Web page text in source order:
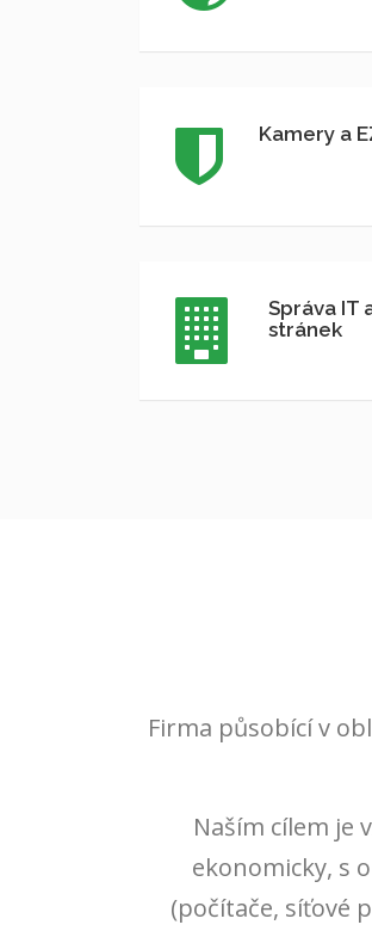
Kamery a
Správa IT
stránek
Firma působící v
Naším cílem je
ekonomicky, s
(počítače, síťové